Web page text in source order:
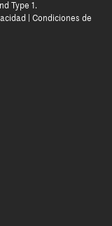
Type 1.
Condiciones de